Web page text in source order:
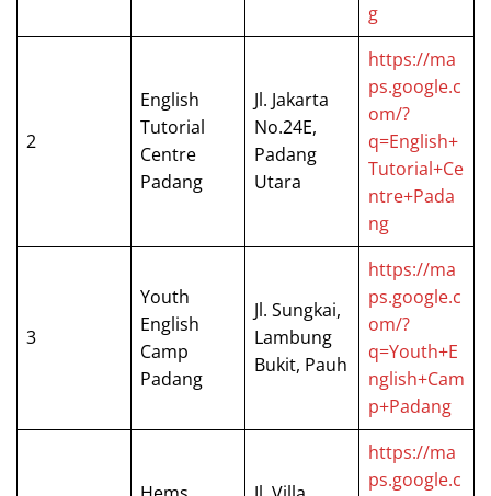
g
2
English
Tutorial
Centre
Padang
Jl. Jakarta
No.24E,
Padang
Utara
https://ma
ps.google.c
om/?
q=English+
Tutorial+Ce
ntre+Pada
ng
3
Youth
English
Camp
Padang
Jl. Sungkai,
Lambung
Bukit, Pauh
https://ma
ps.google.c
om/?
q=Youth+E
nglish+Cam
p+Padang
https://ma
ps.google.c